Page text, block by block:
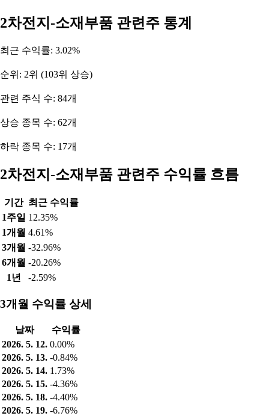
2차전지-소재부품 관련주 통계
최근 수익률: 3.02%
순위: 2위 (103위 상승)
관련 주식 수: 84개
상승 종목 수: 62개
하락 종목 수: 17개
2차전지-소재부품 관련주 수익률 흐름
기간 최근 수익률
1주일 12.35%
1개월 4.61%
3개월 -32.96%
6개월 -20.26%
1년
-2.59%
3개월 수익률 상세
날짜
수익률
2026. 5. 12. 0.00%
2026. 5. 13. -0.84%
2026. 5. 14. 1.73%
2026. 5. 15. -4.36%
2026. 5. 18. -4.40%
2026. 5. 19. -6.76%